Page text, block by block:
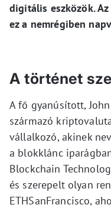
digitális eszközök.
ez a nemrégiben
A történet
A fő gyanúsított,
származó
vállalkozó, akinek
a blokklánc
Blockchain
és szerepelt olyan
ETHSanFrancisco,